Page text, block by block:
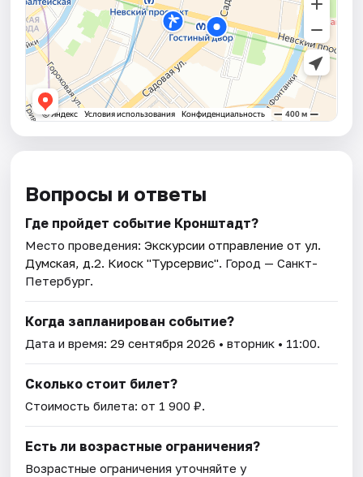
Вопросы и ответы
Где пройдет событие Кронштадт?
Место проведения:Экскурсии отправление от ул.
Думская, д.2. Киоск "Турсервис". Город — Санкт-
Петербург.
Когда запланирован событие?
Дата и время:29 сентября 2026 • вторник • 11:00.
Сколько стоит билет?
Стоимость билета: от 1 900 ₽.
Есть ли возрастные ограничения?
Возрастные ограничения уточняйте у